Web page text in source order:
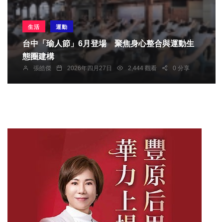
生活 運動
台中「瑜人節」6月登場 聚焦身心整合與運動生
態圈建構
張皓傑 2026年四月27日 2,444 觀看 0 分享